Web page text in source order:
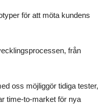
för att möta kundens
från
oss möjliggör tidiga tester,
time-to-market för nya